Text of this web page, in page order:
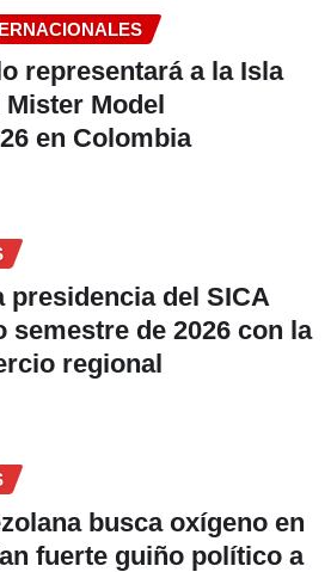
representará a la Isla
Model
en Colombia
presidencia del SICA
semestre de 2026 con la
regional
busca oxígeno en
fuerte guiño político a